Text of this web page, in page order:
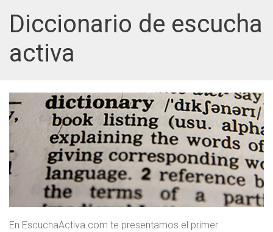
Diccionario de escucha
activa
En EscuchaActiva.com te presentamos el primer